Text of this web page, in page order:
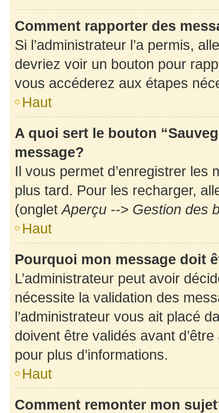
Comment rapporter des
Si l’administrateur l’a permis,
devriez voir un bouton pour
vous accéderez aux étapes
Haut
A quoi sert le bouton
message?
Il vous permet d’enregistrer
plus tard. Pour les recharger,
(ongletAperçu --> Gestion des
Haut
Pourquoi mon message doit
L’administrateur peut avoir
nécessite la validation des
l’administrateur vous ait placé
doivent être validés avant
pour plus d’informations.
Haut
Comment remonter mon